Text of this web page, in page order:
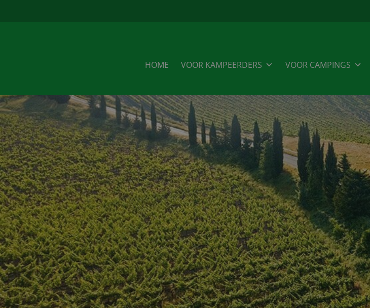
HOME
VOOR KAMPEERDERS VOOR CAMPINGS